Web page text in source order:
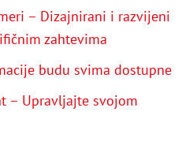
– Dizajnirani i razvijeni
zahtevima
budu svima dostupne
– Upravljajte svojom